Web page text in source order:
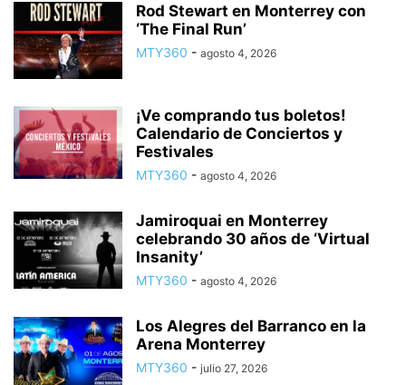
Rod Stewart en Monterrey con
‘The Final Run’
MTY360 - agosto 4, 2026
¡Ve comprando tus boletos!
Calendario de Conciertos y
Festivales
MTY360 - agosto 4, 2026
Jamiroquai en Monterrey
celebrando 30 años de ‘Virtual
Insanity’
MTY360 - agosto 4, 2026
Los Alegres del Barranco en la
Arena Monterrey
MTY360 - julio 27, 2026